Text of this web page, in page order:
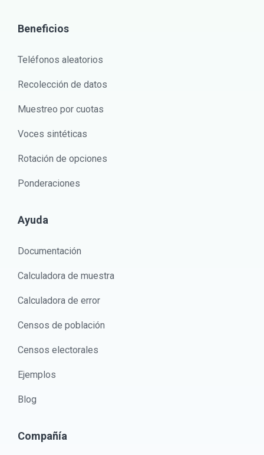
Beneficios
Teléfonos aleatorios
Recolección de datos
Muestreo por cuotas
Voces sintéticas
Rotación de opciones
Ponderaciones
Ayuda
Documentación
Calculadora de muestra
Calculadora de error
Censos de población
Censos electorales
Ejemplos
Blog
Compañía